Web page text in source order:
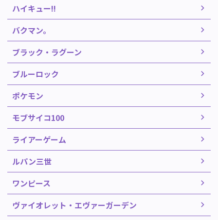
ハイキュー!!
バクマン。
ブラック・ラグーン
ブルーロック
ポケモン
モブサイコ100
ライアーゲーム
ルパン三世
ワンピース
ヴァイオレット・エヴァーガーデン